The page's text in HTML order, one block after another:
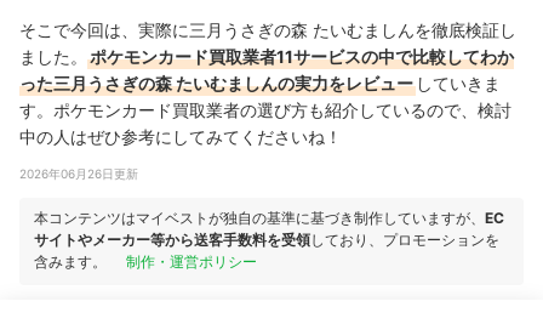
そこで今回は、実際に三月うさぎの森 たいむましんを徹底検証し
ました。
ポケモンカード買取業者11サービスの中で比較してわか
った三月うさぎの森 たいむましんの実力をレビュー していきま
す。ポケモンカード買取業者の選び方も紹介しているので、検討
中の人はぜひ参考にしてみてくださいね！
2026年06月26日更新
本コンテンツはマイベストが独自の基準に基づき制作していますが、 EC
サイトやメーカー等から送客手数料を受領しており、プロモーションを
含みます。
制作・運営ポリシー